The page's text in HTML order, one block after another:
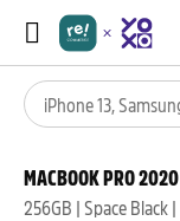
MACBOOK PRO 2020